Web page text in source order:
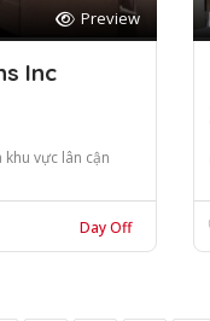
Preview
Inc
vực lân cận
Day Off